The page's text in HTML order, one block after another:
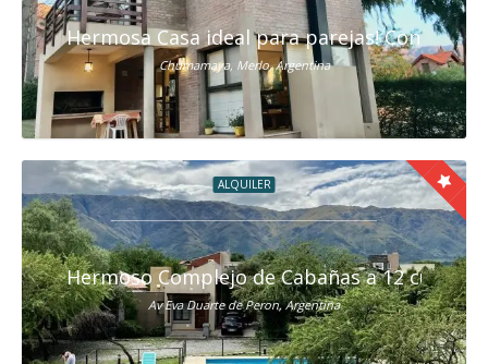
Hermosa Casa ideal para parejas! Con
Chumamaya, Merlo, Argentina
ALQUILER
Hermoso Complejo de Cabañas a 12
Av Eva Duarte de Peron, Argentina